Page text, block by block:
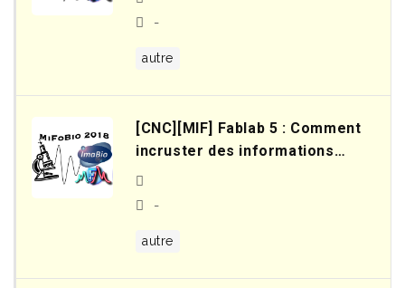
-
autre
[CNC][MIF] Fablab 5 : Comment
incruster des informations
mesurées en temps réel sur
l’image video d’une webcam
-
autre